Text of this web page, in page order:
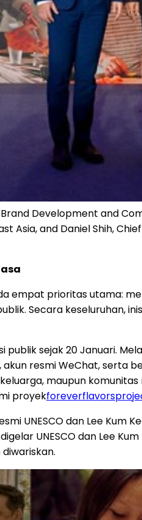
Development and
Asia, and Daniel Shih,
empat prioritas utama:
Secara keseluruhan,
sejak 20 Januari.
akun resmi WeChat,
maupun
proyek
UNESCO dan Lee
UNESCO dan Lee